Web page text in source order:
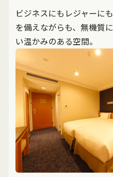
ビジネスにもレジャーに
を備えながらも、無機質
い温かみのある空間。